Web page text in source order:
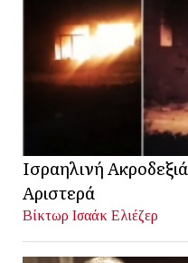
Ισραηλινή
Αριστερά
Βίκτωρ Ισαάκ Ελιέζερ